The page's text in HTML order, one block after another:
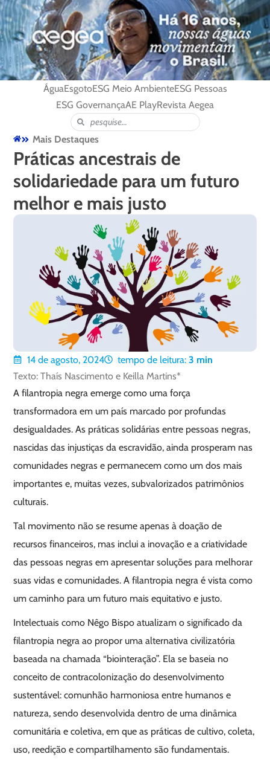
ÁguaEsgotoESG Meio AmbienteESG Pessoas
ESG GovernançaAE PlayRevista Aegea
Mais Destaques
Práticas ancestrais de
solidariedade para um futuro
melhor e mais justo
14 de agosto, 2024 tempo de leitura: 3 min
Texto: Thaís Nascimento e Keilla Martins*
A filantropia negra emerge como uma força
transformadora em um país marcado por profundas
desigualdades. As práticas solidárias entre pessoas negras,
nascidas das injustiças da escravidão, ainda prosperam nas
comunidades negras e permanecem como um dos mais
importantes e, muitas vezes, subvalorizados patrimônios
culturais.
Tal movimento não se resume apenas à doação de
recursos financeiros, mas inclui a inovação e a criatividade
das pessoas negras em apresentar soluções para melhorar
suas vidas e comunidades. A filantropia negra é vista como
um caminho para um futuro mais equitativo e justo.
Intelectuais como Nêgo Bispo atualizam o significado da
filantropia negra ao propor uma alternativa civilizatória
baseada na chamada “biointeração”. Ela se baseia no
conceito de contracolonização do desenvolvimento
sustentável: comunhão harmoniosa entre humanos e
natureza, sendo desenvolvida dentro de uma dinâmica
comunitária e coletiva, em que as práticas de cultivo, coleta,
uso, reedição e compartilhamento são fundamentais.